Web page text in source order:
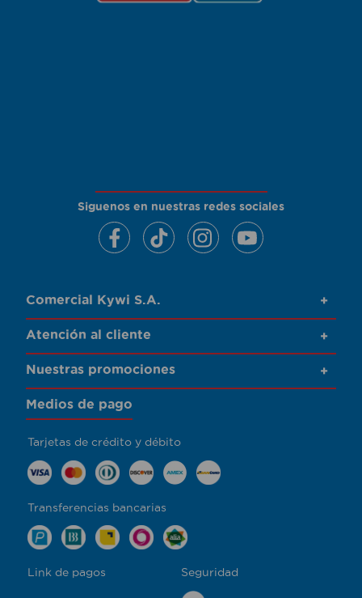
Siguenos en nuestras redes sociales
Comercial Kywi S.A. +
Atención al cliente +
Nuestras promociones +
Medios de pago
Tarjetas de crédito y débito
Transferencias bancarias
Link de pagos Seguridad